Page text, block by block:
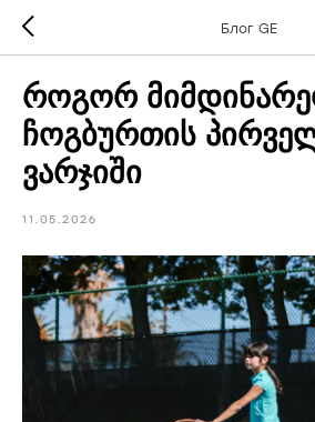
Блог GE
როგორ
ჩოგბურთის
ვარჯიში
11.05.2026